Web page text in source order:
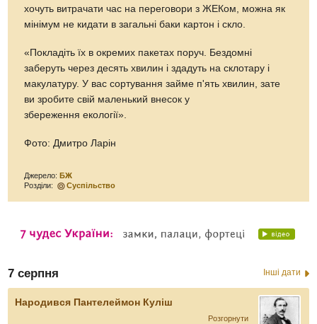
хочуть витрачати час на переговори з ЖЕКом, можна як
мінімум не кидати в загальні баки картон і скло.
«Покладіть їх в окремих пакетах поруч. Бездомні
заберуть через десять хвилин і здадуть на склотару і
макулатуру. У вас сортування займе п'ять хвилин, зате
ви зробите свій маленький внесок у
збереження екології».
Фото: Дмитро Ларін
Джерело:БЖ
Розділи:
Суспільство
7 серпня Інші дати
Народився Пантелеймон Куліш
Розгорнути